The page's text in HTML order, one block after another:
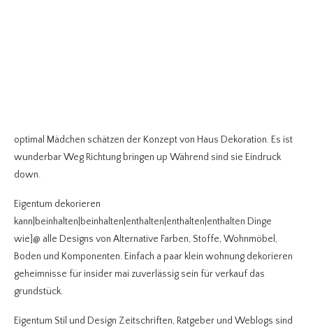
optimal Mädchen schätzen der Konzept von Haus Dekoration. Es ist
wunderbar Weg Richtung bringen up Während sind sie Eindruck
down.
Eigentum dekorieren
kann|beinhalten|beinhalten|enthalten|enthalten|enthalten Dinge
wie]@ alle Designs von Alternative Farben, Stoffe, Wohnmöbel,
Boden und Komponenten. Einfach a paar klein wohnung dekorieren
geheimnisse für insider mai zuverlässig sein für verkauf das
grundstück.
Eigentum Stil und Design Zeitschriften, Ratgeber und Weblogs sind